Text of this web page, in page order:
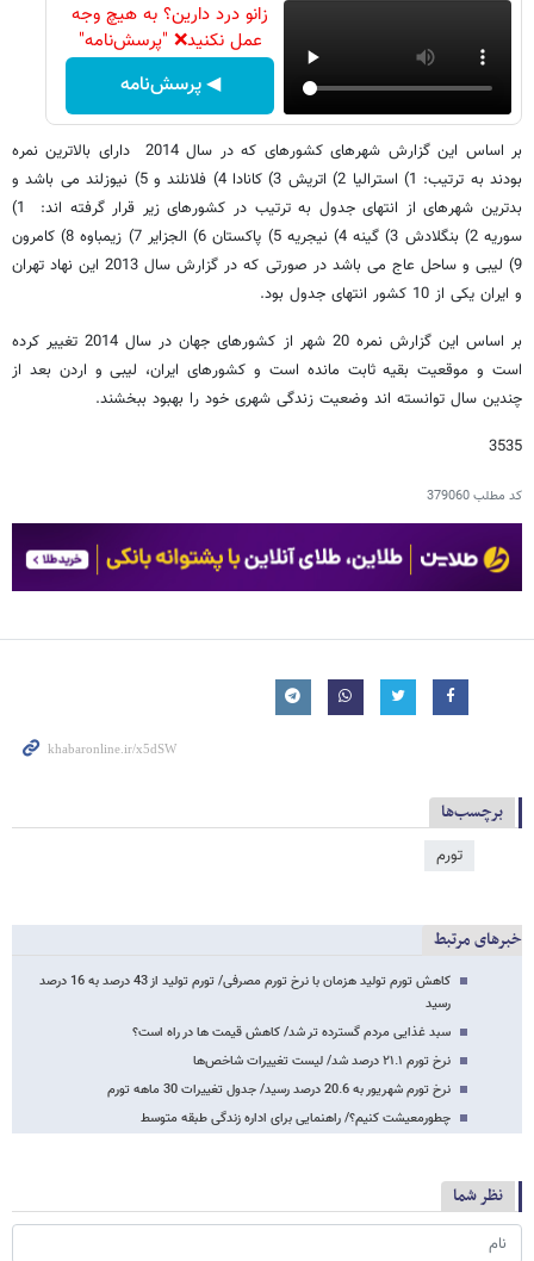
زانو درد دارین؟ به هیچ وجه
عمل نکنید❌ "پرسش‌نامه"
◀ پرسش‌نامه
بر اساس این گزارش شهرهای کشورهای که در سال 2014 دارای بالاترین نمره
بودند به ترتیب: 1) استرالیا 2) اتریش 3) کانادا 4) فلانلند و 5) نیوزلند می باشد و
بدترین شهرهای از انتهای جدول به ترتیب در کشورهای زیر قرار گرفته اند: 1)
سوریه 2) بنگلادش 3) گینه 4) نیجریه 5) پاکستان 6) الجزایر 7) زیمباوه 8) کامرون
9) لیبی و ساحل عاج می باشد در صورتی که در گزارش سال 2013 این نهاد تهران
و ایران یکی از 10 کشور انتهای جدول بود.
بر اساس این گزارش نمره 20 شهر از کشورهای جهان در سال 2014 تغییر کرده
است و موقعیت بقیه ثابت مانده است و کشورهای ایران، لیبی و اردن بعد از
چندین سال توانسته اند وضعیت زندگی شهری خود را بهبود ببخشند.
3535
کد مطلب379060
برچسب‌ها
تورم
خبرهای مرتبط
کاهش تورم تولید هزمان با نرخ تورم مصرفی/ تورم تولید از 43 درصد به 16 درصد
رسید
سبد غذایی مردم گسترده تر شد/ کاهش قیمت ها در راه است؟
نرخ تورم ۲۱.۱ درصد شد/ لیست تغییرات شاخص‌ها
نرخ تورم شهریور به 20.6 درصد رسید/ جدول تغییرات 30 ماهه تورم
چطورمعیشت کنیم؟/ راهنمایی برای اداره زندگی طبقه متوسط
نظر شما